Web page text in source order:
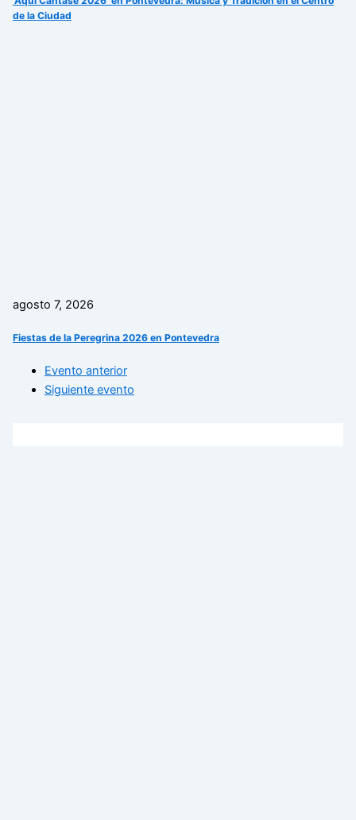
de la Ciudad
agosto 7, 2026
Fiestas de la Peregrina 2026 en Pontevedra
Evento anterior
Siguiente evento